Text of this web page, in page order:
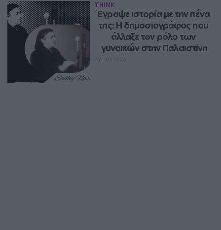
THINK
Έγραψε ιστορία με την πένα
της: Η δημοσιογράφος που
άλλαξε τον ρόλο των
γυναικών στην Παλαιστίνη